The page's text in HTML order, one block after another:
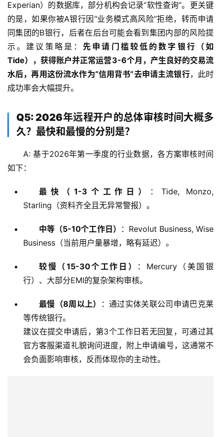
Experian）的数据库，部分机构会记录“软性查询”。更关键
的是，如果你被A银行因“业务模式高风险”拒绝，转而申请
同集团的B银行，后者在后台可能会看到集团内部的风险提
示。建议策略是：先申请门槛较低的数字银行（如
Tide），获得账户并正常运营3-6个月，产生良好的交易流
水后，再用这份流水作为“信用背书”去申请主流银行，此时
成功率会大幅提升。
Q5: 2026年远程开户的总体审核时间大概多
久？最快和最慢的分别是？
A: 基于2026年第一季度的行业数据，各方案审核时间
如下：
最快（1-3个工作日）
：Tide, Monzo,
Starling（资料齐全且无异常警报）。
中等（5-10个工作日）
：Revolut Business, Wise
Business（当前用户量暴增，略有延迟）。
较慢（15-30个工作日）
：Mercury（美国银
行）、大部分EMI的复杂架构审核。
最慢（8周以上）
：通过实体关联公司申请巴克莱
等传统银行。
建议在提交申请后，第3个工作日若无回复，可通过其
官方客服渠道礼貌询问进度，附上申请编号，这通常不
会负面影响审核，反而体现你的主动性。